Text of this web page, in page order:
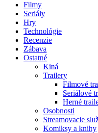
Filmy
Seriály
Hry
Technológie
Recenzie
Zábava
Ostatné
Kiná
Trailery
Filmové
Seriálové
Herné
Osobnosti
Streamovacie
Komiksy a knihy